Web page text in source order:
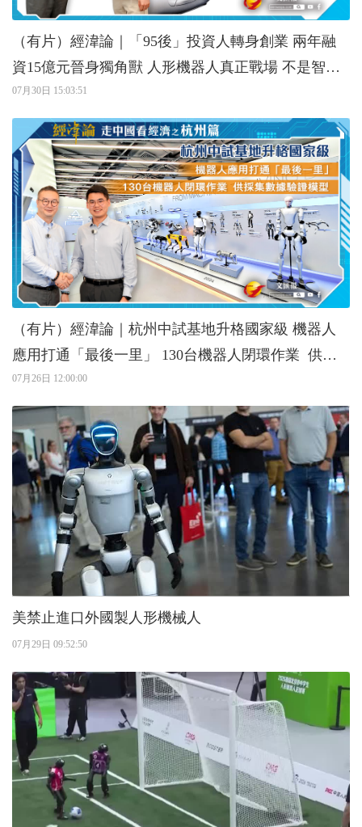
（有片）經湋論｜「95後」投資人轉身創業 兩年融
資15億元晉身獨角獸 人形機器人真正戰場 不是智能
而是「巧手」
07月30日 15:03:51
（有片）經湋論｜杭州中試基地升格國家級 機器人
應用打通「最後一里」 130台機器人閉環作業 供採
集數據驗證模型
07月26日 12:00:00
美禁止進口外國製人形機械人
07月29日 09:52:50